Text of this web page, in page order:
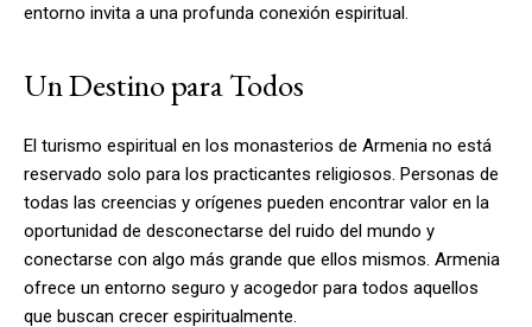
entorno invita a una profunda conexión espiritual.
Un Destino para Todos
El turismo espiritual en los monasterios de Armenia no está
reservado solo para los practicantes religiosos. Personas de
todas las creencias y orígenes pueden encontrar valor en la
oportunidad de desconectarse del ruido del mundo y
conectarse con algo más grande que ellos mismos. Armenia
ofrece un entorno seguro y acogedor para todos aquellos
que buscan crecer espiritualmente.